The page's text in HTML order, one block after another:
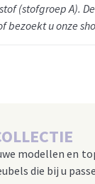
(stofgroep A).
bezoekt u onze
modellen en
die bij u